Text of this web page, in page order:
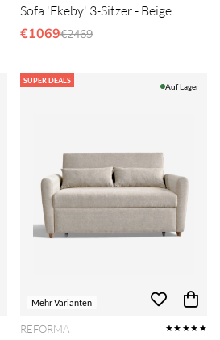
Sofa 'Ekeby' 3-Sitzer - Beige
€1069Regulärer Preis:
€2469
SUPER DEALS
Mehr Varianten
Auf Lager
REFORMA ★★★★★